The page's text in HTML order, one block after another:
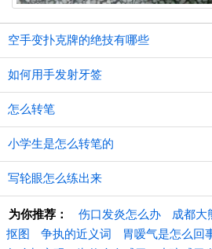
空手变扑克牌的绝技有哪些
如何用手发射牙签
怎么转笔
小学生是怎么转笔的
写轮眼怎么练出来
为你推荐： 伤口发炎怎么办 成都大
抠图
争执的近义词 胃嗳气是怎么回